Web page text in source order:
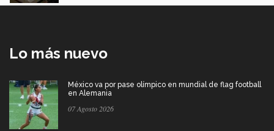
Lo más nuevo
México va por pase olímpico en mundial de flag football
en Alemania
07 Agosto 2026